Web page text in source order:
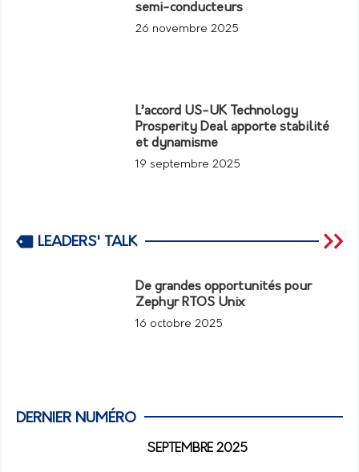
semi-conducteurs
26 novembre 2025
L’accord US-UK Technology
Prosperity Deal apporte stabilité
et dynamisme
19 septembre 2025
LEADERS' TALK
De grandes opportunités pour
Zephyr RTOS Unix
16 octobre 2025
DERNIER NUMÉRO
SEPTEMBRE 2025